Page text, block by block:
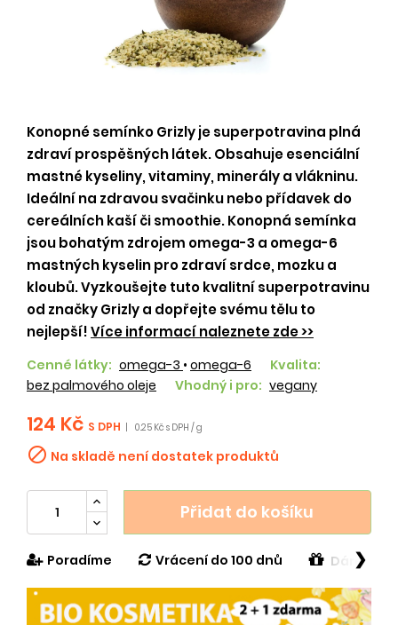
Konopné semínko Grizly je superpotravina plná
zdraví prospěšných látek. Obsahuje esenciální
mastné kyseliny, vitaminy, minerály a vlákninu.
Ideální na zdravou svačinku nebo přídavek do
cereálních kaší či smoothie. Konopná semínka
jsou bohatým zdrojem omega-3 a omega-6
mastných kyselin pro zdraví srdce, mozku a
kloubů. Vyzkoušejte tuto kvalitní superpotravinu
od značky Grizly a dopřejte svému tělu to
nejlepší!Více informací naleznete zde >>
Cenné látky: omega-3 • omega-6
Kvalita:
bez palmového oleje
Vhodný i pro: vegany
124 Kč S DPH 0.25 Kč s DPH / g
 Na skladě není dostatek produktů
Přidat do košíku
Poradíme Vrácení do 100 dnů Dárek v
❯